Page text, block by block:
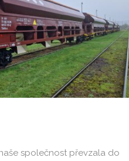
společnost převzala do